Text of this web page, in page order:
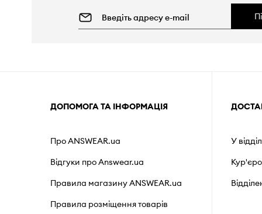
ДОПОМОГА ТА ІНФОРМАЦІЯ
Про ANSWEAR.ua
Відгуки про Answear.ua
Правила магазину ANSWEAR.ua
Правила розміщення товарів
У